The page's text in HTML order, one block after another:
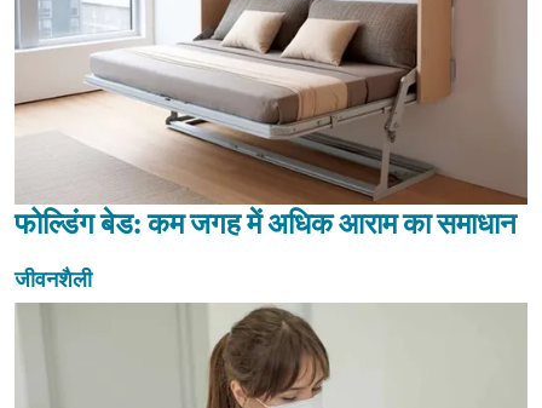
फोल्डिंग बेड: कम जगह में अधिक आराम का समाधान
जीवनशैली